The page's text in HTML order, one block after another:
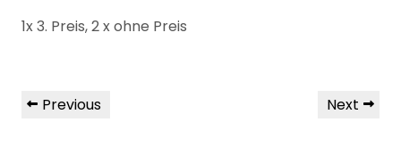
1x 3. Preis, 2 x ohne Preis
Beitragsnavigation
Previous
Previous
Next
Next